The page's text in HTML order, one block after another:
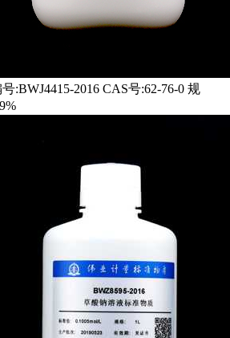
:BWJ4415-2016 CAS号:62-76-0 规